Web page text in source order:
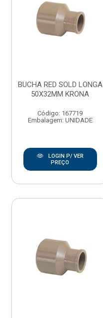
BUCHA RED SOLD LONGA
50X32MM KRONA
Código: 167719
Embalagem: UNIDADE
LOGIN P/ VER
PREÇO